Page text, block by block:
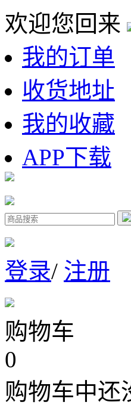
欢迎您回来
我的订单
收货地址
我的收藏
APP下载
登录/ 注册
购物车
0
购物车中还